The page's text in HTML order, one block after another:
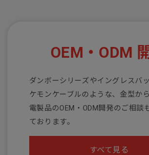
OEM・ODM
ダンボーシリーズやイングレスバ
ケモンケーブルのような、金型か
電製品のOEM・ODM開発のご相談
ております。
すべて見る